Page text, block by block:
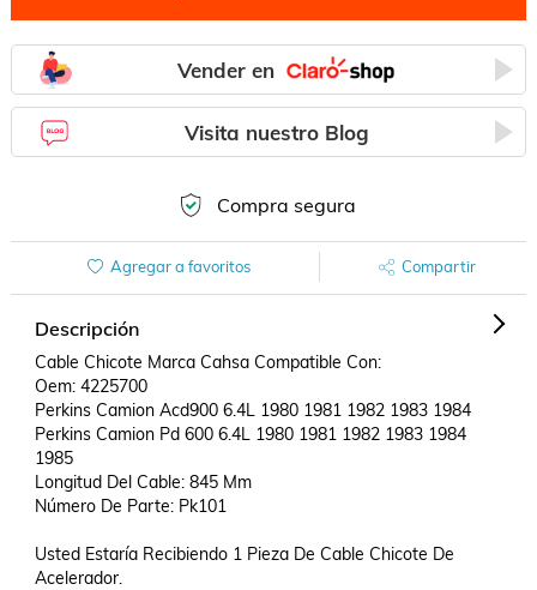
Vender en
Visita nuestro Blog
Compra segura
Agregar a favoritos Compartir
Descripción
Cable Chicote Marca Cahsa Compatible Con:
Oem: 4225700
Perkins Camion Acd900 6.4L 1980 1981 1982 1983 1984
Perkins Camion Pd 600 6.4L 1980 1981 1982 1983 1984
1985
Longitud Del Cable: 845 Mm
Número De Parte: Pk101
Usted Estaría Recibiendo 1 Pieza De Cable Chicote De
Acelerador.